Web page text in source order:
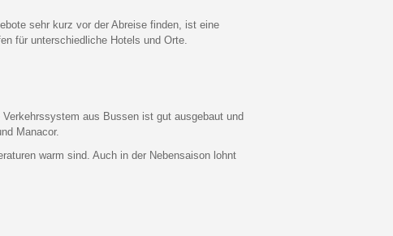
sehr kurz vor der Abreise finden, ist eine
für unterschiedliche Hotels und Orte.
aus Bussen ist gut ausgebaut und
Manacor.
warm sind. Auch in der Nebensaison lohnt